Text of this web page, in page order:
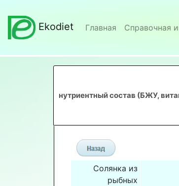
Ekodiet Главная Справочная
нутриентный состав (БЖУ,
Солянка из
рыбных